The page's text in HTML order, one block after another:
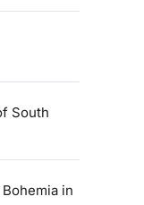
South
in